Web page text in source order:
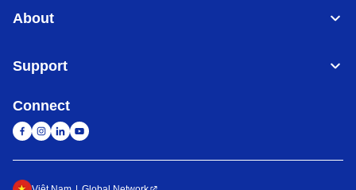
About
Support
Connect